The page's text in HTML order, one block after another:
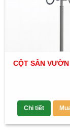
CỘT SÂN
Chi tiết